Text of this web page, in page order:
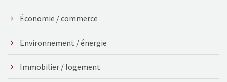
Économie / commerce
Environnement / énergie
Immobilier / logement